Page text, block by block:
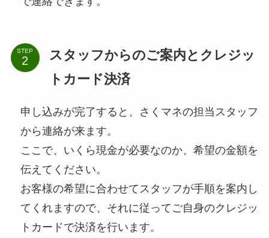
STEP
スタッフからのご案内とクレジッ
トカード決済
申し込みが完了すると、さくマネの担当スタッフ
から連絡が来ます。
ここで、いくら現金が必要なのか、希望の金額を
伝えてください。
お客様の希望に合わせてスタッフが手順を案内し
てくれますので、それに従ってご自身のクレジッ
トカードで決済を行います。